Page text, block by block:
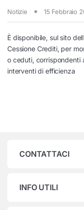
Notizie 15 Febbraio
È disponibile, sul sito
Cessione Crediti, per
o ceduti, corrispondenti
interventi di efficienza
CONTATTACI
INFO UTILI